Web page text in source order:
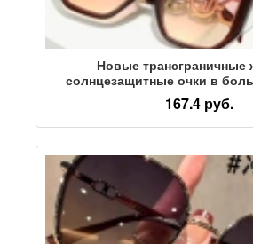
Новые трансграничные
солнцезащитные очки в
женские квадратные
защитой от ультрафиолета,
американские модные
167.4 руб.